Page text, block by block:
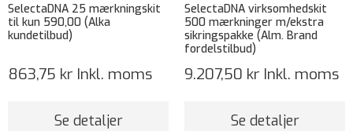
SelectaDNA 25 mærkningskit
til kun 590,00 (Alka
kundetilbud)
863,75 kr Inkl. moms
Se detaljer
SelectaDNA virksomhedskit
500 mærkninger m/ekstra
sikringspakke (Alm. Brand
fordelstilbud)
9.207,50 kr Inkl. moms
Se detaljer